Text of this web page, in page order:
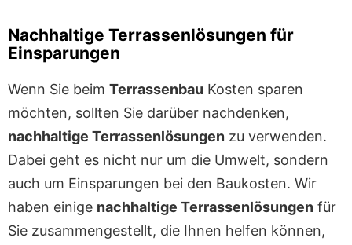
Nachhaltige Terrassenlösungen für
Einsparungen
Wenn Sie beim Terrassenbau Kosten sparen
möchten, sollten Sie darüber nachdenken,
nachhaltige Terrassenlösungen zu verwenden.
Dabei geht es nicht nur um die Umwelt, sondern
auch um Einsparungen bei den Baukosten. Wir
haben einige nachhaltige Terrassenlösungen für
Sie zusammengestellt, die Ihnen helfen können,